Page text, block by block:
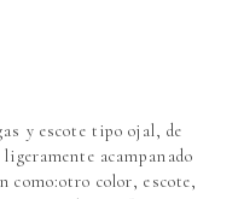
y escote tipo ojal, de
acampanado
como:otro color, escote,